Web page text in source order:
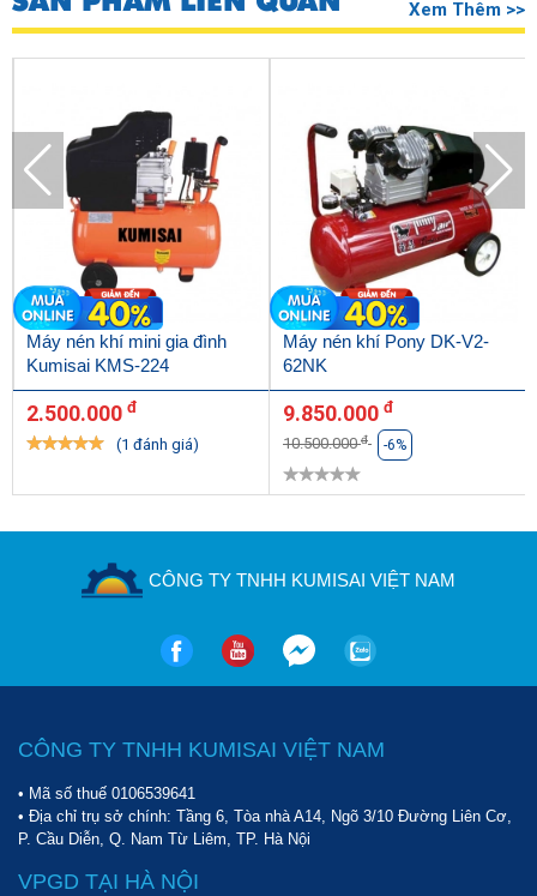
phối máy nén khí chất lượng. Ngoài ra, Hoàng Liên còn
Liên cung cấp.
Các sản phẩm đều mới 100%, đầy đủ giấy tờ xác minh
nguồn gốc, chất lượng sản phẩm.
Đội ngũ nhân viên tư vấn chuyên nghiệp, kỹ thuật viên lành
nghề, hướng dẫn chi tiết.
Hình thức mua hàng đa dạng, thanh toán nhanh chóng.
Chế độ bảo hành sản phẩm dài lâu, nhiều ưu đãi hấp dẫn.
Hiện, máy nén khí Palada PA-75200
mại Hoàng Liênvới cam kết chính hãng, chất lượng tốt, giá
thành rẻ. Liên hệ ngay tới hotline098 777 9682 - 09123 70282
Xem Thêm >>
Máy nén khí mini gia đình
Kumisai KMS-224
2.500.000 đ
(1 đánh giá)
Máy nén khí Pony DK-V2-
62NK
9.850.000 đ
10.500.000đ -6%
CÔNG TY TNHH KUMISAI VIỆT NAM
CÔNG TY TNHH KUMISAI VIỆT NAM
• Mã số thuế 0106539641
• Địa chỉ trụ sở chính: Tầng 6, Tòa nhà A14, Ngõ 3/10 Đường Liên Cơ,
P. Cầu Diễn, Q. Nam Từ Liêm, TP. Hà Nội
VPGD TẠI HÀ NỘI